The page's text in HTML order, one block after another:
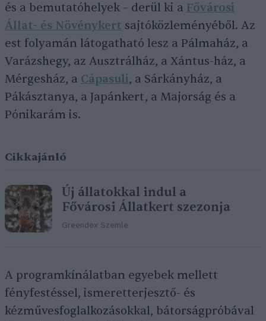
és a bemutatóhelyek – derül ki a Fővárosi
Állat- és Növénykert sajtóközleményéből. Az
est folyamán látogatható lesz a Pálmaház, a
Varázshegy, az Ausztrálház, a Xántus-ház, a
Mérgesház, a Cápasuli, a Sárkányház, a
Pákásztanya, a Japánkert, a Majorság és a
Pónikarám is.
Cikkajánló
Új állatokkal indul a
Fővárosi Állatkert szezonja
Greendex Szemle
A programkínálatban egyebek mellett
fényfestéssel, ismeretterjesztő- és
kézművesfoglalkozásokkal, bátorságpróbával